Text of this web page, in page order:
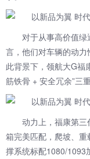
对于从事高价值
言，他们对车辆的动力
此背景下，领航大G福
筋铁骨 + 安全冗余”三
动力上，福康第
箱完美匹配，爬坡、
撑系统标配1080/1093